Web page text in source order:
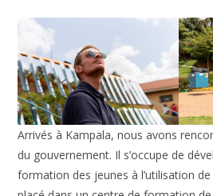
Arrivés à Kampala, nous avons
du gouvernement. Il s’occupe de
formation des jeunes à l’utilisation